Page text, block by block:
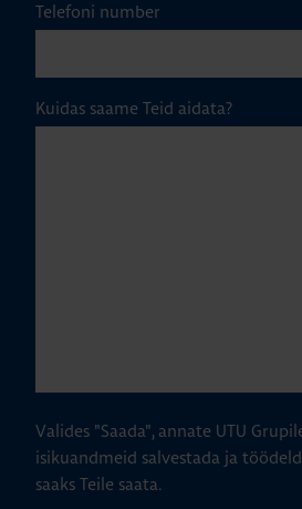
Telefoni number
Kuidas saame Teid aidata?
Valides "Saada", annate UTU
isikuandmeid salvestada ja
saaks Teile saata.